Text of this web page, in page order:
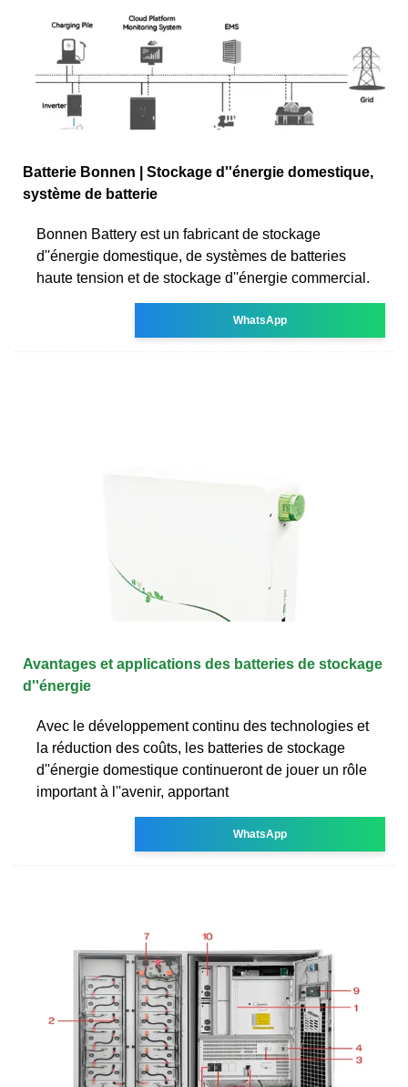
Batterie Bonnen | Stockage d''énergie domestique,
système de batterie
Bonnen Battery est un fabricant de stockage
d''énergie domestique, de systèmes de batteries
haute tension et de stockage d''énergie commercial.
WhatsApp
Avantages et applications des batteries de stockage
d''énergie
Avec le développement continu des technologies et
la réduction des coûts, les batteries de stockage
d''énergie domestique continueront de jouer un rôle
important à l''avenir, apportant
WhatsApp